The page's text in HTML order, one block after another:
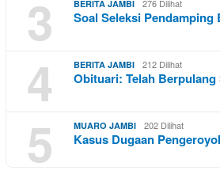
3 BERITA JAMBI 276 Dilihat
Soal Seleksi
4 BERITA JAMBI 212 Dilihat
Obituari: Telah
5 MUARO JAMBI 202 Dilihat
Kasus Dugaan